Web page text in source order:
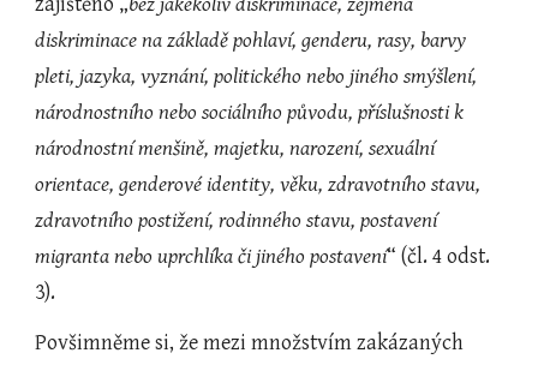
diskriminace na základě pohlaví, genderu, rasy, barvy
pleti, jazyka, vyznání, politického nebo jiného smýšlení,
národnostního nebo sociálního původu, příslušnosti k
národnostní menšině, majetku, narození, sexuální
orientace, genderové identity, věku, zdravotního stavu,
zdravotního postižení, rodinného stavu, postavení
migranta nebo uprchlíka či jiného postavení“ (čl. 4 odst.
3).
Povšimněme si, že mezi množstvím zakázaných